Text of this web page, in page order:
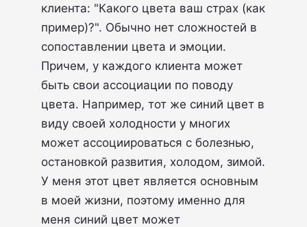
клиента: "Какого цвета ваш страх (как
пример)?". Обычно нет сложностей в
сопоставлении цвета и эмоции.
Причем, у каждого клиента может
быть свои ассоциации по поводу
цвета. Например, тот же синий цвет в
виду своей холодности у многих
может ассоциироваться с болезнью,
остановкой развития, холодом, зимой.
У меня этот цвет является основным
в моей жизни, поэтому именно для
меня синий цвет может